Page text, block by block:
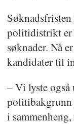
politidistrikt er
søknader. Nå
kandidater til
– Vi lyste
politibakgrunn
i